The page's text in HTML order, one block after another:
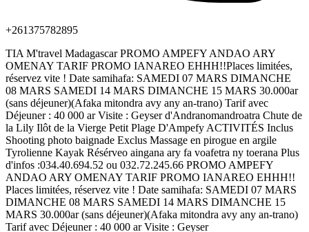
+261375782895
TIA M'travel Madagascar PROMO AMPEFY ANDAO ARY
OMENAY TARIF PROMO IANAREO EHHH!!Places limitées,
réservez vite ! Date samihafa: SAMEDI 07 MARS DIMANCHE
08 MARS SAMEDI 14 MARS DIMANCHE 15 MARS 30.000ar
(sans déjeuner)(Afaka mitondra avy any an-trano) Tarif avec
Déjeuner : 40 000 ar Visite : Geyser d'Andranomandroatra Chute de
la Lily Ilôt de la Vierge Petit Plage D'Ampefy ACTIVITÉS Inclus
Shooting photo baignade Exclus Massage en pirogue en argile
Tyrolienne Kayak Résérveo aingana ary fa voafetra ny toerana Plus
d'infos :034.40.694.52 ou 032.72.245.66 PROMO AMPEFY
ANDAO ARY OMENAY TARIF PROMO IANAREO EHHH!!
Places limitées, réservez vite ! Date samihafa: SAMEDI 07 MARS
DIMANCHE 08 MARS SAMEDI 14 MARS DIMANCHE 15
MARS 30.000ar (sans déjeuner)(Afaka mitondra avy any an-trano)
Tarif avec Déjeuner : 40 000 ar Visite : Geyser